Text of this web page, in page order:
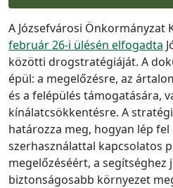
A Józsefvárosi Önkormányzat
február 26-i ülésén elfogadta
közötti drogstratégiáját. A
épül: a megelőzésre, az
és a felépülés támogatására,
kínálatcsökkentésre. A
határozza meg, hogyan lép fel
szerhasználattal kapcsolatos
megelőzéséért, a segítséghez
biztonságosabb környezet